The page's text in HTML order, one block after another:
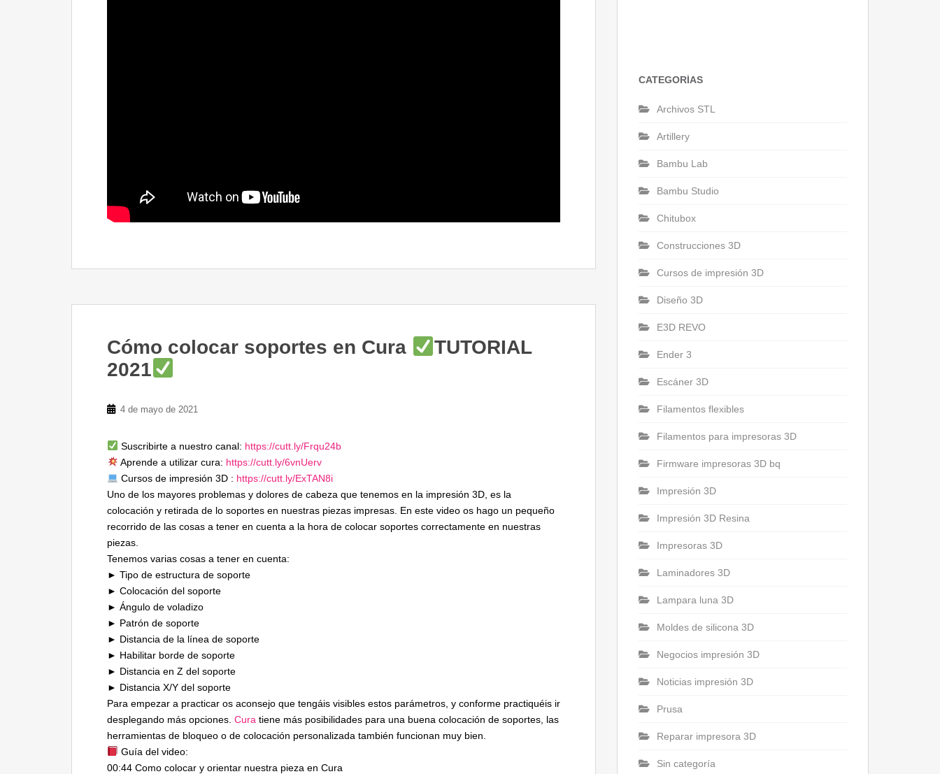
Cómo colocar soportes en Cura
TUTORIAL
2021
4 de mayo de 2021
Suscribirte a nuestro canal: https://cutt.ly/Frqu24b
Aprende a utilizar cura: https://cutt.ly/6vnUerv
Cursos de impresión 3D : https://cutt.ly/ExTAN8i
Uno de los mayores problemas y dolores de cabeza que tenemos en la impresión 3D, es la
colocación y retirada de lo soportes en nuestras piezas impresas. En este video os hago un pequeño
recorrido de las cosas a tener en cuenta a la hora de colocar soportes correctamente en nuestras
piezas.
Tenemos varias cosas a tener en cuenta:
► Tipo de estructura de soporte
► Colocación del soporte
► Ángulo de voladizo
► Patrón de soporte
► Distancia de la línea de soporte
► Habilitar borde de soporte
► Distancia en Z del soporte
► Distancia X/Y del soporte
Para empezar a practicar os aconsejo que tengáis visibles estos parámetros, y conforme practiquéis ir
desplegando más opciones. Cura tiene más posibilidades para una buena colocación de soportes, las
herramientas de bloqueo o de colocación personalizada también funcionan muy bien.
Guía del video:
00:44 Como colocar y orientar nuestra pieza en Cura
CATEGORÍAS
Archivos STL
Artillery
Bambu Lab
Bambu Studio
Chitubox
Construcciones 3D
Cursos de impresión 3D
Diseño 3D
E3D REVO
Ender 3
Escáner 3D
Filamentos flexibles
Filamentos para impresoras 3D
Firmware impresoras 3D bq
Impresión 3D
Impresión 3D Resina
Impresoras 3D
Laminadores 3D
Lampara luna 3D
Moldes de silicona 3D
Negocios impresión 3D
Noticias impresión 3D
Prusa
Reparar impresora 3D
Sin categoría